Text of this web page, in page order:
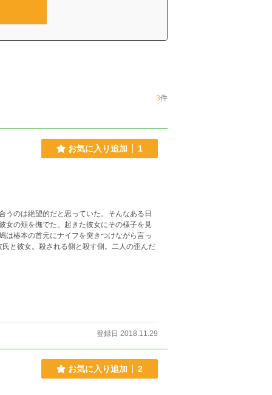
3件
お気に入り追加 1
うのは絶望的だと思っていた。そんなある日
女の頬を撫でた。起きた彼女にその様子を見
は椿本の首元にナイフを突きつけながら言っ
登録日 2018.11.29
お気に入り追加 2